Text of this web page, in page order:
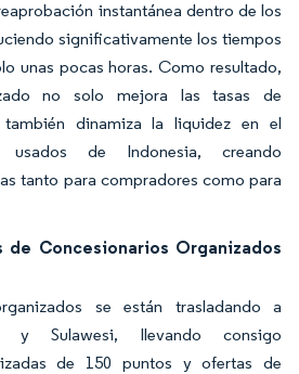
instantánea dentro de los
significativamente los tiempos
unas pocas horas. Como resultado,
no solo mejora las tasas de
dinamiza la liquidez en el
de Indonesia, creando
tanto para compradores como para
de Concesionarios Organizados
se están trasladando a
y Sulawesi, llevando consigo
de 150 puntos y ofertas de